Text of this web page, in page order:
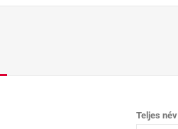
Teljes név